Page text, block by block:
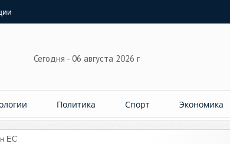
Сегодня - 06 августа 2026 г
Политика Спорт Экономика
ЕС и Турции отмен